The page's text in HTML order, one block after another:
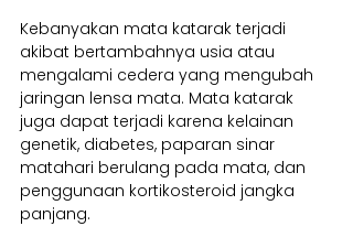
Kebanyakan mata katarak terjadi
akibat bertambahnya usia atau
mengalami cedera yang mengubah
jaringan lensa mata. Mata katarak
juga dapat terjadi karena kelainan
genetik, diabetes, paparan sinar
matahari berulang pada mata, dan
penggunaan kortikosteroid jangka
panjang.